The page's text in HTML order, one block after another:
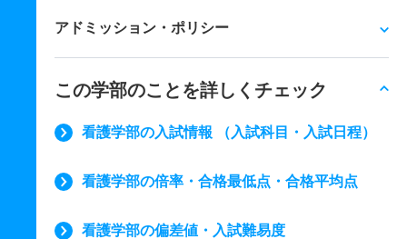
アドミッション・ポリシー
この学部のことを詳しくチェック
看護学部の入試情報 （入試科目・入試日程）
看護学部の倍率・合格最低点・合格平均点
看護学部の偏差値・入試難易度